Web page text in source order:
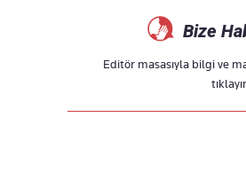
Bize
Editör masasıyla bilgi ve